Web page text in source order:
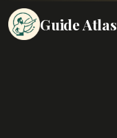
Guide Atlas